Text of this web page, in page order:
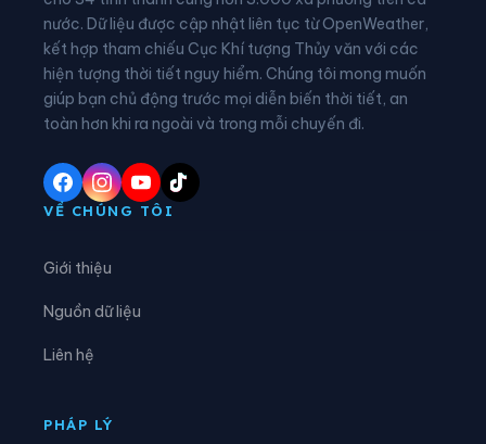
Xã Cát Thịnh Xã Chấn Thịnh
Xã Châu Quế Xã Chế Tạo
Xã Chiềng Ken Xã Cốc Lầu
Xã Cốc San
Xã Đông Cuông
Xã Lâm Giang
nước. Dữ liệu được cập nhật liên tục từ OpenWeather,
kết hợp tham chiếu Cục Khí tượng Thủy văn với các
hiện tượng thời tiết nguy hiểm. Chúng tôi mong muốn
giúp bạn chủ động trước mọi diễn biến thời tiết, an
toàn hơn khi ra ngoài và trong mỗi chuyến đi.
VỀ CHÚNG TÔI
Giới thiệu
Nguồn dữ liệu
Liên hệ
PHÁP LÝ